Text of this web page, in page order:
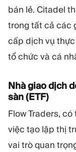
bán lẻ. Citadel
trong tất cả các
cấp dịch vụ
tổ chức và cá
Nhà giao dịch
sàn (ETF)
Flow Traders,
việc tạo lập thị
vai trò quan